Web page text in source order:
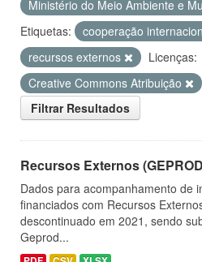
Ministério do Meio Ambiente e
Etiquetas:
cooperação
recursos externos
Licenças:
Creative Commons Atribuição
Filtrar Resultados
Recursos Externos
Dados para acompanhamento de
financiados com Recursos
descontinuado em 2021, sendo
Geprod...